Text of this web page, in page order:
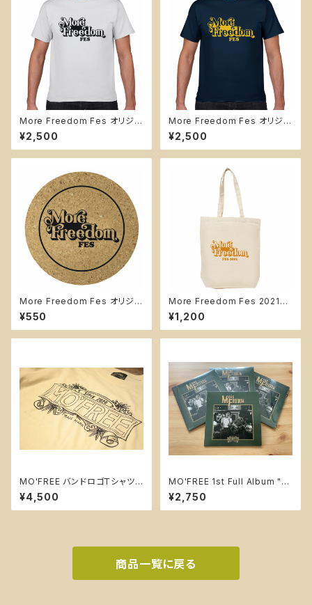
More Freedom Fes オリジナ
ルTシャツ【ホワイト】
¥2,500
More Freedom Fes オリジナ
ルTシャツ【ネイビー】
¥2,500
More Freedom Fes オリジナ
ルコースター
¥550
More Freedom Fes 2021
オリジナルトート
¥1,200
MO'FREE バンドロゴTシャツ
【A・フロント英字ロゴ】
¥4,500
MO'FREE 1st Full Album "M
ore Freedom"
¥2,750
商品一覧に戻る